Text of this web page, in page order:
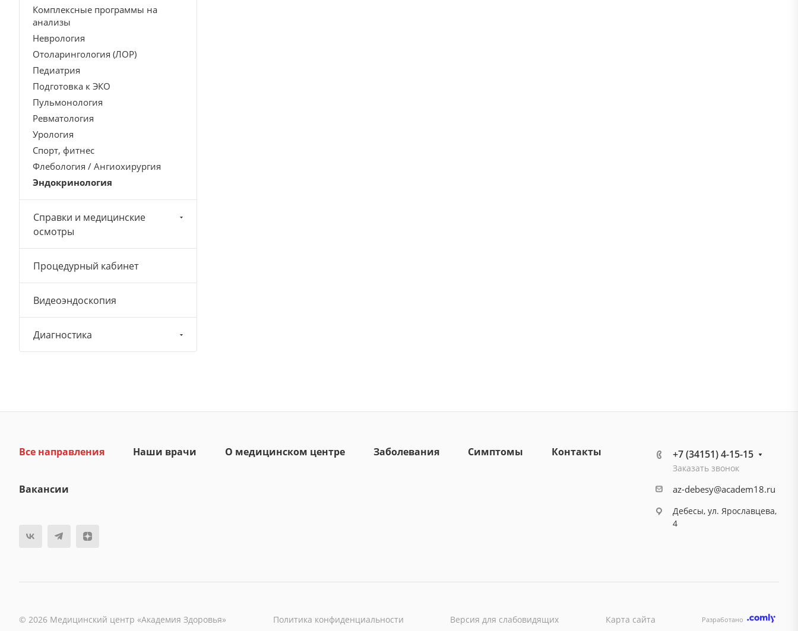
Комплексные программы на
анализы
Неврология
Отоларингология (ЛОР)
Педиатрия
Подготовка к ЭКО
Пульмонология
Ревматология
Урология
Спорт, фитнес
Флебология / Ангиохирургия
Эндокринология
Справки и медицинские
осмотры
Процедурный кабинет
Видеоэндоскопия
Диагностика
Все направления Наши врачи О медицинском центре Заболевания Симптомы Контакты
Вакансии
+7 (34151) 4-15-15
Заказать звонок
az-debesy@academ18.ru
Дебесы, ул. Ярославцева,
4
© 2026 Медицинский центр «Академия Здоровья» Политика конфиденциальности Версия для слабовидящих Карта сайта Разработано